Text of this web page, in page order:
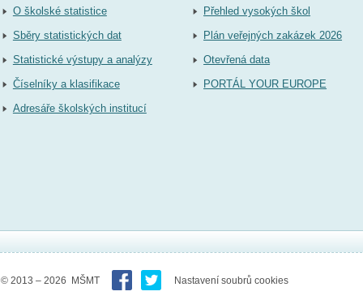
O školské statistice
Sběry statistických dat
Statistické výstupy a analýzy
Číselníky a klasifikace
Adresáře školských institucí
Přehled vysokých škol
Plán veřejných zakázek 2026
Otevřená data
PORTÁL YOUR EUROPE
© 2013 – 2026 MŠMT Nastavení soubrů cookies